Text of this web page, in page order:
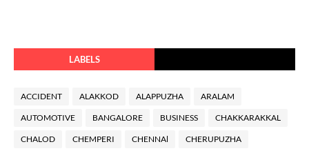
LABELS
ACCIDENT ALAKKOD ALAPPUZHA ARALAM
AUTOMOTIVE BANGALORE BUSINESS CHAKKARAKKAL
CHALOD CHEMPERI CHENNAl CHERUPUZHA